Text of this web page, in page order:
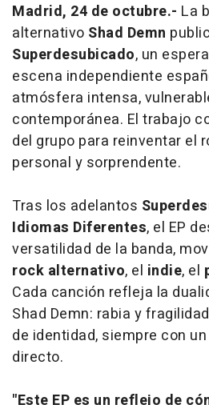
Madrid, 24 de octubre.- La
alternativo Shad Demn
Superdesubicado, un
escena independiente
atmósfera intensa,
contemporánea. El trabajo
del grupo para reinventar el
personal y sorprendente.
Tras los adelantos
Idiomas Diferentes, el EP
versatilidad de la banda,
rock alternativo, el indie, el
Cada canción refleja la
Shad Demn: rabia y
de identidad, siempre con
directo.